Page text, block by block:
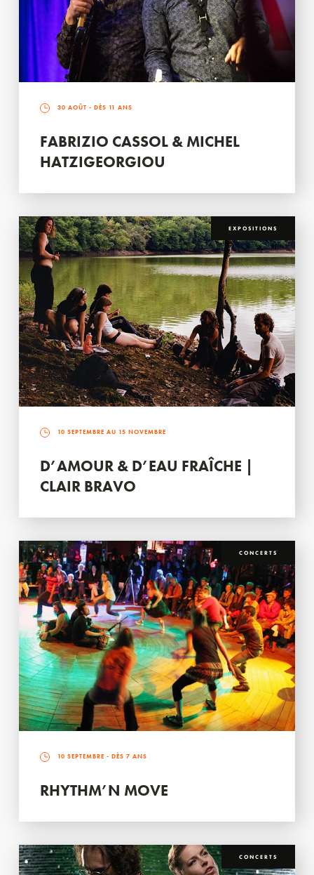
30 AOÛT - DÈS 11 ANS
FABRIZIO CASSOL & MICHEL
HATZIGEORGIOU
EXPOSITIONS
10 SEPTEMBRE AU 15 NOVEMBRE
D’AMOUR & D’EAU FRAÎCHE |
CLAIR BRAVO
CONCERTS
10 SEPTEMBRE - DÈS 7 ANS
RHYTHM’N MOVE
CONCERTS